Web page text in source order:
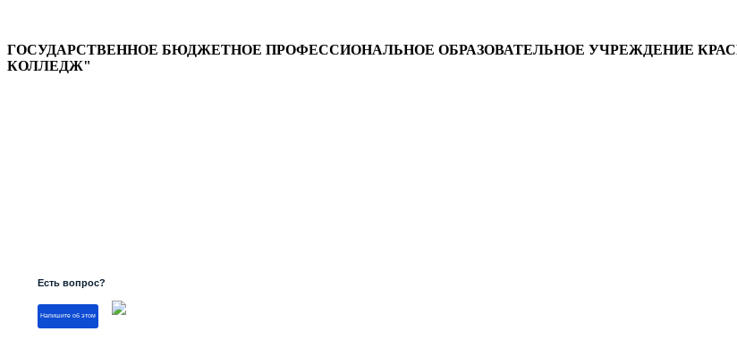
ГОСУДАРСТВЕННОЕ БЮДЖЕТНОЕ ПРОФЕССИОНАЛЬНОЕ ОБРАЗОВАТЕЛЬНОЕ УЧРЕЖДЕНИЕ
КОЛЛЕДЖ"
Есть вопрос?
Напишите об этом